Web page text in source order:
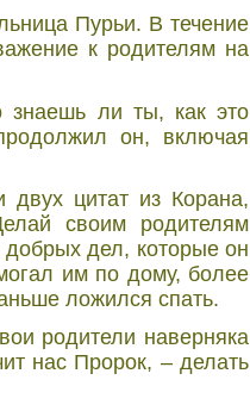
Пурьи. В течение
к родителям на
знаешь ли ты, как это
он, включая
двух цитат из Корана,
своим родителям
дел, которые он
им по дому, более
ложился спать.
родители наверняка
нас Пророк, – делать